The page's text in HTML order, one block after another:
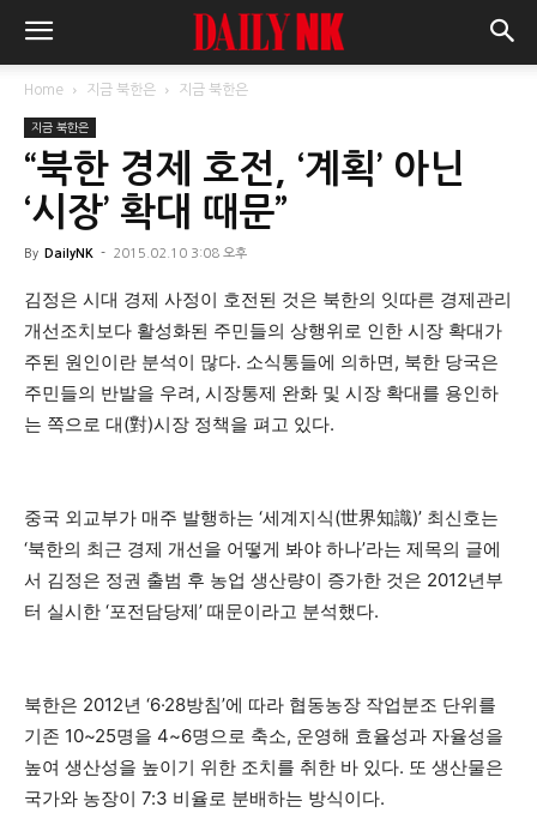
Home 지금 북한은 지금 북한은
지금 북한은
“북한 경제 호전, ‘계획’ 아닌
‘시장’ 확대 때문”
By DailyNK - 2015.02.10 3:08 오후
김정은 시대 경제 사정이 호전된 것은 북한의 잇따른 경제관리
개선조치보다 활성화된 주민들의 상행위로 인한 시장 확대가
주된 원인이란 분석이 많다. 소식통들에 의하면, 북한 당국은
주민들의 반발을 우려, 시장통제 완화 및 시장 확대를 용인하
는 쪽으로 대(對)시장 정책을 펴고 있다.
중국 외교부가 매주 발행하는 ‘세계지식(世界知識)’ 최신호는
‘북한의 최근 경제 개선을 어떻게 봐야 하나’라는 제목의 글에
서 김정은 정권 출범 후 농업 생산량이 증가한 것은 2012년부
터 실시한 ‘포전담당제’ 때문이라고 분석했다.
북한은 2012년 ‘6·28방침’에 따라 협동농장 작업분조 단위를
기존 10~25명을 4~6명으로 축소, 운영해 효율성과 자율성을
높여 생산성을 높이기 위한 조치를 취한 바 있다. 또 생산물은
국가와 농장이 7:3 비율로 분배하는 방식이다.